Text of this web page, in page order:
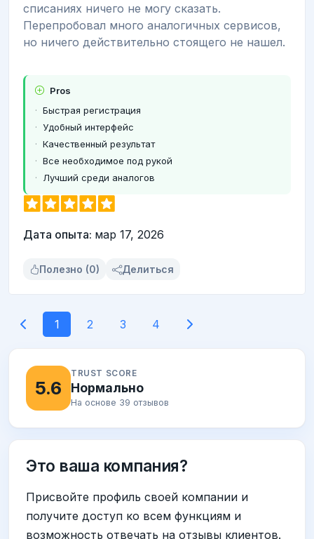
списаниях ничего не могу сказать.
Перепробовал много аналогичных сервисов,
но ничего действительно стоящего не нашел.
Pros
Быстрая регистрация
Удобный интерфейс
Качественный результат
Все необходимое под рукой
Лучший среди аналогов
Дата опыта: мар 17, 2026
Полезно (0) Делиться
1 2 3 4
5.6
TRUST SCORE
Нормально
На основе 39 отзывов
Это ваша компания?
Присвойте профиль своей компании и
получите доступ ко всем функциям и
возможность отвечать на отзывы клиентов.